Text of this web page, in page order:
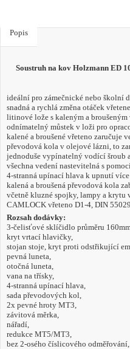
Popis
Soustruh na kov Holzmann ED
ideální pro zámečnické nebo školní
snadná a rychlá změna otáček vřetene,
litinové lože s kaleným a broušeným
odnímatelný můstek v loži pro
kalené a broušené vřeteno zaručuje
převodová kola v olejové lázni, to
jednoduše vypínatelný vodící šroub
všechna vedení nastevitelná s
4-stranná upínací hlava k upnutí více
kalená a broušená převodová kola
včetně kluzné spojky, lampy a krytu
CAMLOCK vřeteno D1-4, DIN 55029
Rozsah dodávky:
3-čelisťové sklíčidlo průměru
kryt vrtací hlavičky,
stojan stoje, kryt proti odstřikující
pevná luneta,
otočná luneta,
vana na třísky,
4-stranná upínací hlava,
sada převodových kol,
2x pevné hroty MT3,
závitová měrka,
nářadí,
redukce MT5/MT3,
bez 2-osého číslicového odměřování,